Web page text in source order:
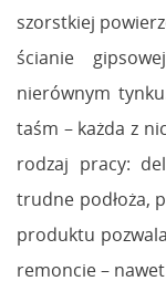
szorstkiej
ścianie
nierównym
taśm – każda z
rodzaj pracy:
trudne podłoża,
produktu
remoncie –